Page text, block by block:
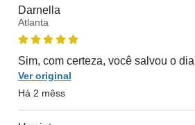
Darnella
Atlanta
Sim, com certeza, você salvou o
Ver original
Há 2 mêss